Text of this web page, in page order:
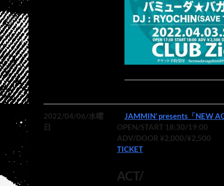
2022/04/06/水曜
日
JAMMIN’ presents「NEW
OPEN/START 18:30/19:00
ADV/DOOR ¥2,000/¥2,500
TICKET
ACT/